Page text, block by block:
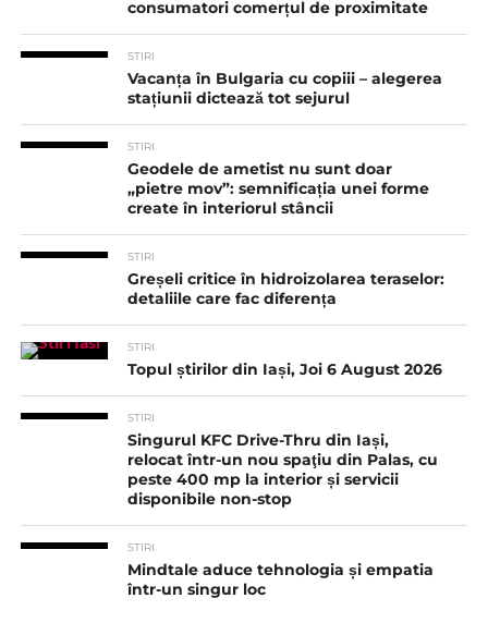
consumatori comerțul de proximitate
STIRI
Vacanța în Bulgaria cu copiii – alegerea
stațiunii dictează tot sejurul
STIRI
Geodele de ametist nu sunt doar
„pietre mov”: semnificația unei forme
create în interiorul stâncii
STIRI
Greșeli critice în hidroizolarea teraselor:
detaliile care fac diferența
STIRI
Topul știrilor din Iași, Joi 6 August 2026
STIRI
Singurul KFC Drive-Thru din Iași,
relocat într-un nou spaţiu din Palas, cu
peste 400 mp la interior și servicii
disponibile non-stop
STIRI
Mindtale aduce tehnologia și empatia
într-un singur loc